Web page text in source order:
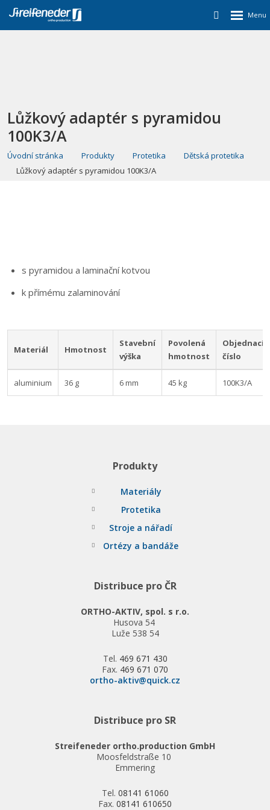
Lůžkový adaptér s pyramidou
100K3/A
Úvodní stránka Produkty Protetika
Dětská protetika
Lůžkový adaptér s pyramidou 100K3/A
s pyramidou a laminační kotvou
k přímému zalaminování
Materiál Hmotnost
Stavební
výška
Povolená
hmotnost
Objednací
číslo
aluminium 36 g 6 mm 45 kg 100K3/A
Produkty
Materiály
Protetika
Stroje a nářadí
Ortézy a bandáže
Distribuce pro ČR
ORTHO-AKTIV, spol. s r.o.
Husova 54
Luže 538 54
Tel. 469 671 430
Fax. 469 671 070
ortho-aktiv@quick.cz
Distribuce pro SR
Streifeneder ortho.production GmbH
Moosfeldstraße 10
Emmering
Tel. 08141 61060
Fax. 08141 610650